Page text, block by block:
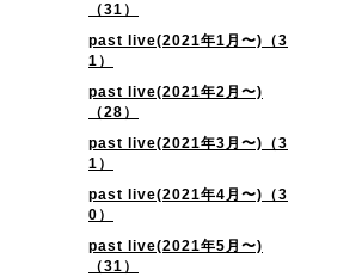
（31）
past live(2021年1月〜)（3
1）
past live(2021年2月〜)
（28）
past live(2021年3月〜)（3
1）
past live(2021年4月〜)（3
0）
past live(2021年5月〜)
（31）